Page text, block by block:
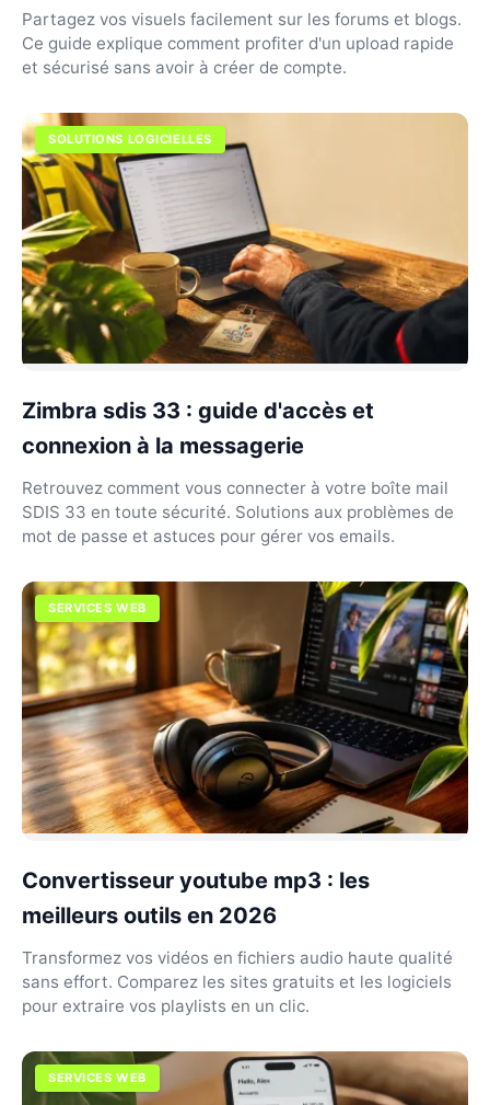
Partagez vos visuels facilement sur les forums et blogs.
Ce guide explique comment profiter d'un upload rapide
et sécurisé sans avoir à créer de compte.
SOLUTIONS LOGICIELLES
Zimbra sdis 33 : guide d'accès et
connexion à la messagerie
Retrouvez comment vous connecter à votre boîte mail
SDIS 33 en toute sécurité. Solutions aux problèmes de
mot de passe et astuces pour gérer vos emails.
SERVICES WEB
Convertisseur youtube mp3 : les
meilleurs outils en 2026
Transformez vos vidéos en fichiers audio haute qualité
sans effort. Comparez les sites gratuits et les logiciels
pour extraire vos playlists en un clic.
SERVICES WEB